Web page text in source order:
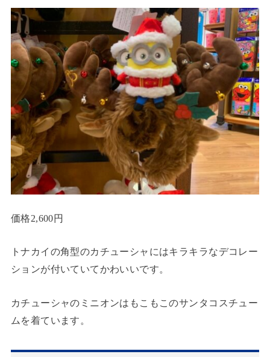
価格2,600円
トナカイの角型のカチューシャにはキラキラなデコレー
ションが付いていてかわいいです。
カチューシャのミニオンはもこもこのサンタコスチュー
ムを着ています。